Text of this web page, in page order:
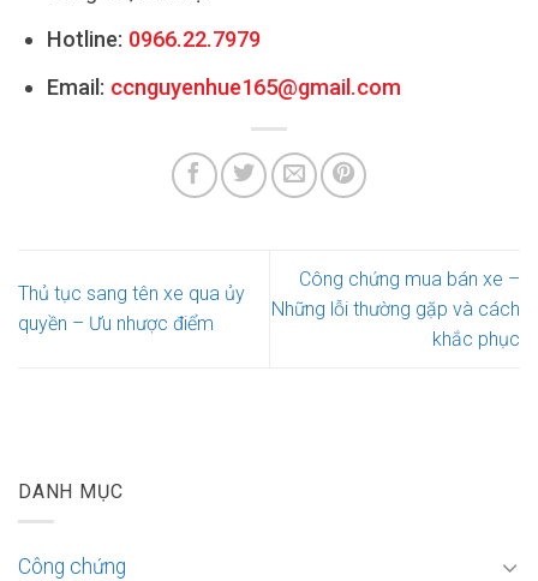
Hotline: 0966.22.7979
Email: ccnguyenhue165@gmail.com
Thủ tục sang tên xe qua ủy
quyền – Ưu nhược điểm
Công chứng mua bán xe –
Những lỗi thường gặp và cách
khắc phục
DANH MỤC
Công chứng